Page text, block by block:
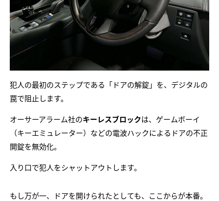
犯人の最初のステップである「ドアの解錠」を、デジタルの
罠で阻止します。
オーサーアラーム社のキーレスブロックは、ゲームボーイ
（キーエミュレーター）などの電波ハックによるドアの不正
開錠を無効化。
入り口で犯人をシャットアウトします。
もし万が一、ドアを開けられたとしても、ここからが本番。